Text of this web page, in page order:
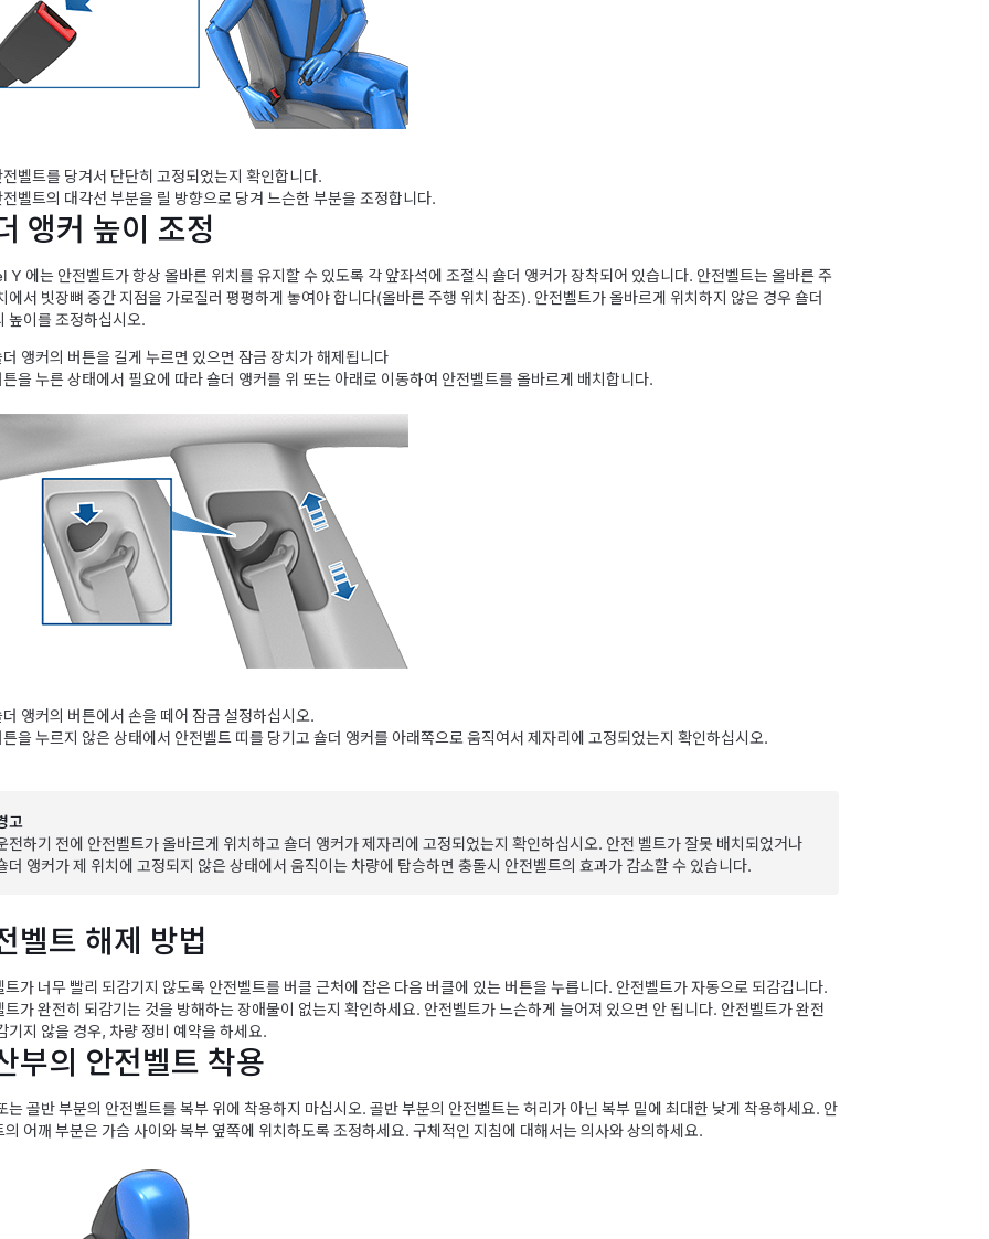
전벨트를 당겨서 단단히 고정되었는지 확인합니다.
전벨트의 대각선 부분을 릴 방향으로 당겨 느슨한 부분을 조정합니다.
앵커 높이 조정
Y 에는 안전벨트가 항상 올바른 위치를 유지할 수 있도록 각 앞좌석에 조절식 숄더 앵커가 장착되어 있습니다. 안전벨트는 올바른 주
에서 빗장뼈 중간 지점을 가로질러 평평하게 놓여야 합니다(올바른 주행 위치 참조). 안전벨트가 올바르게 위치하지 않은 경우 숄더
높이를 조정하십시오.
더 앵커의 버튼을 길게 누르면 있으면 잠금 장치가 해제됩니다
튼을 누른 상태에서 필요에 따라 숄더 앵커를 위 또는 아래로 이동하여 안전벨트를 올바르게 배치합니다.
더 앵커의 버튼에서 손을 떼어 잠금 설정하십시오.
튼을 누르지 않은 상태에서 안전벨트 띠를 당기고 숄더 앵커를 아래쪽으로 움직여서 제자리에 고정되었는지 확인하십시오.
고
전하기 전에 안전벨트가 올바르게 위치하고 숄더 앵커가 제자리에 고정되었는지 확인하십시오. 안전 벨트가 잘못 배치되었거나
더 앵커가 제 위치에 고정되지 않은 상태에서 움직이는 차량에 탑승하면 충돌시 안전벨트의 효과가 감소할 수 있습니다.
벨트 해제 방법
트가 너무 빨리 되감기지 않도록 안전벨트를 버클 근처에 잡은 다음 버클에 있는 버튼을 누릅니다. 안전벨트가 자동으로 되감깁니다.
트가 완전히 되감기는 것을 방해하는 장애물이 없는지 확인하세요. 안전벨트가 느슨하게 늘어져 있으면 안 됩니다. 안전벨트가 완전
기지 않을 경우, 차량 정비 예약을 하세요.
부의 안전벨트 착용
는 골반 부분의 안전벨트를 복부 위에 착용하지 마십시오. 골반 부분의 안전벨트는 허리가 아닌 복부 밑에 최대한 낮게 착용하세요. 안
의 어깨 부분은 가슴 사이와 복부 옆쪽에 위치하도록 조정하세요. 구체적인 지침에 대해서는 의사와 상의하세요.